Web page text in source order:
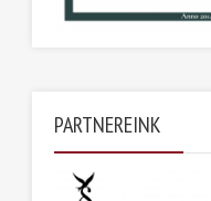
PARTNEREINK